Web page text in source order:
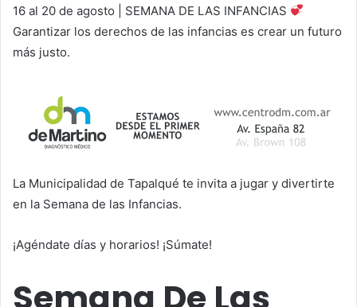
16 al 20 de agosto | SEMANA DE LAS INFANCIAS
Garantizar los derechos de las infancias es crear un futuro
más justo.
La Municipalidad de Tapalqué te invita a jugar y divertirte
en la Semana de las Infancias.
¡Agéndate días y horarios! ¡Súmate!